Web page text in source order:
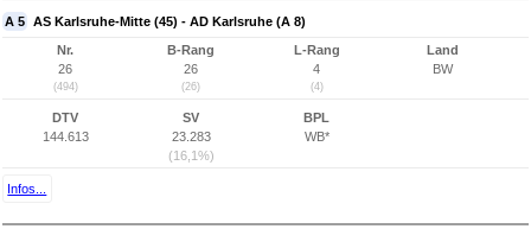
A 5 AS Karlsruhe-Mitte (45) - AD Karlsruhe (A 8)
Nr.
26
(494)
B-Rang
26
(26)
L-Rang
4
(4)
Land
BW
DTV
144.613
SV
23.283
(16,1%)
BPL
WB*
Infos...